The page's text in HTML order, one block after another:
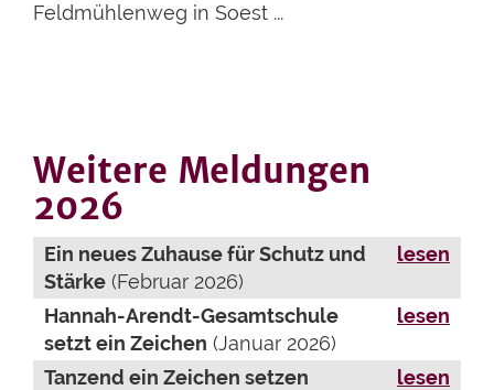
Feldmühlenweg in Soest ...
Weitere Meldungen
2026
Ein neues Zuhause für Schutz und
Stärke (Februar 2026)
lesen
Hannah-Arendt-Gesamtschule
setzt ein Zeichen (Januar 2026)
lesen
Tanzend ein Zeichen setzen
lesen